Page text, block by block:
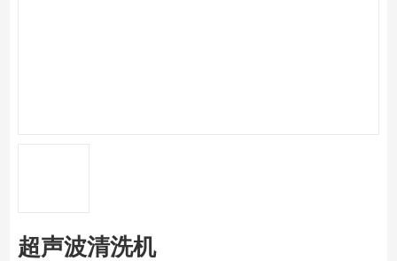
超声波清洗机